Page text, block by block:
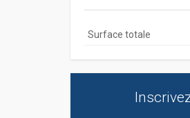
Surface totale